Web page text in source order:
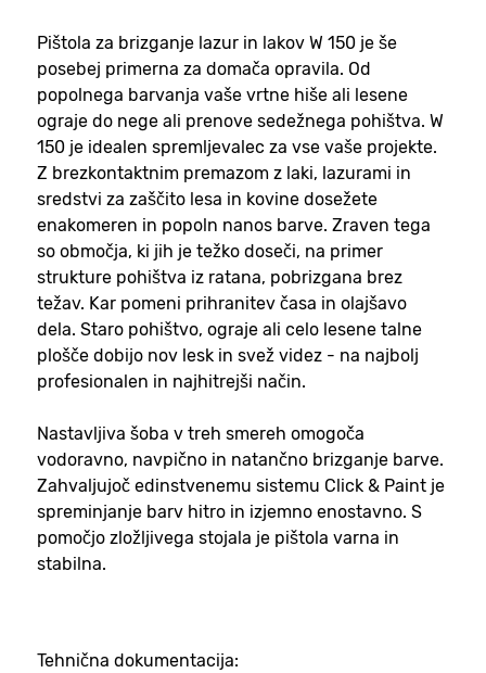
Pištola za brizganje lazur in lakov W 150 je še
posebej primerna za domača opravila. Od
popolnega barvanja vaše vrtne hiše ali lesene
ograje do nege ali prenove sedežnega pohištva. W
150 je idealen spremljevalec za vse vaše projekte.
Z brezkontaktnim premazom z laki, lazurami in
sredstvi za zaščito lesa in kovine dosežete
enakomeren in popoln nanos barve. Zraven tega
so območja, ki jih je težko doseči, na primer
strukture pohištva iz ratana, pobrizgana brez
težav. Kar pomeni prihranitev časa in olajšavo
dela. Staro pohištvo, ograje ali celo lesene talne
plošče dobijo nov lesk in svež videz - na najbolj
profesionalen in najhitrejši način.
Nastavljiva šoba v treh smereh omogoča
vodoravno, navpično in natančno brizganje barve.
Zahvaljujoč edinstvenemu sistemu Click & Paint je
spreminjanje barv hitro in izjemno enostavno. S
pomočjo zložljivega stojala je pištola varna in
stabilna.
Tehnična dokumentacija: